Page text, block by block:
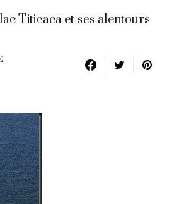
Titicaca et ses alentours